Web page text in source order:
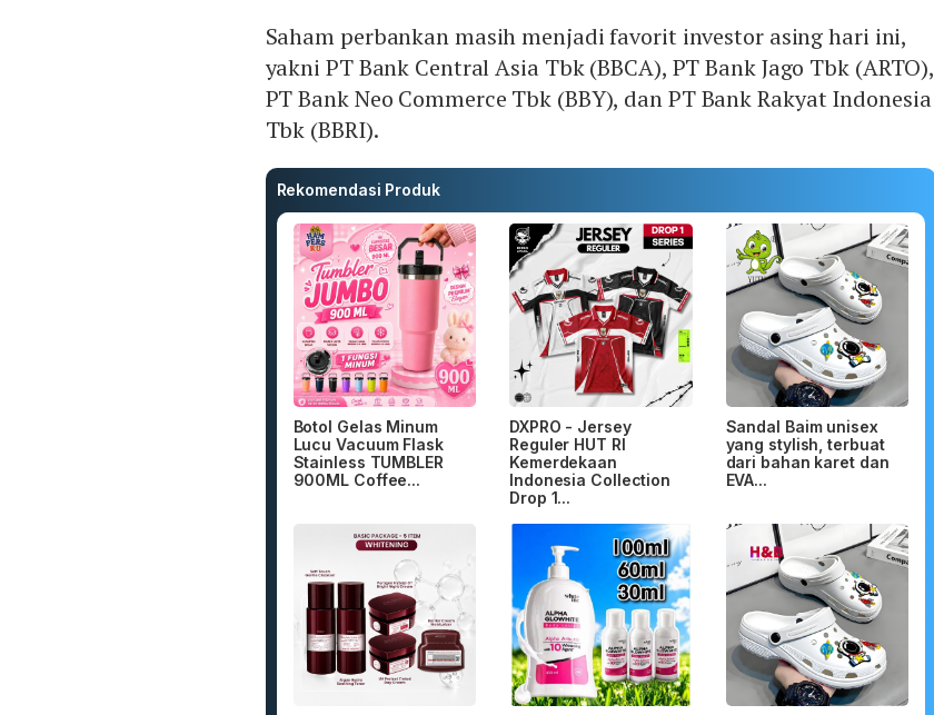
Saham perbankan masih menjadi favorit investor asing hari ini,
yakni PT Bank Central Asia Tbk (BBCA), PT Bank Jago Tbk (ARTO),
PT Bank Neo Commerce Tbk (BBY), dan PT Bank Rakyat Indonesia
Tbk (BBRI).
Rekomendasi Produk
Botol Gelas Minum
Lucu Vacuum Flask
Stainless TUMBLER
900ML Coffee...
DXPRO - Jersey
Reguler HUT RI
Kemerdekaan
Indonesia Collection
Drop 1...
Sandal Baim unisex
yang stylish, terbuat
dari bahan karet dan
EVA...